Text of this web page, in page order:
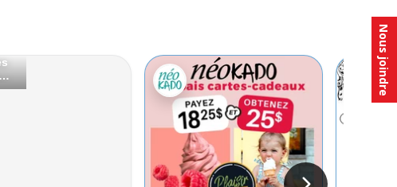
Nous joindre